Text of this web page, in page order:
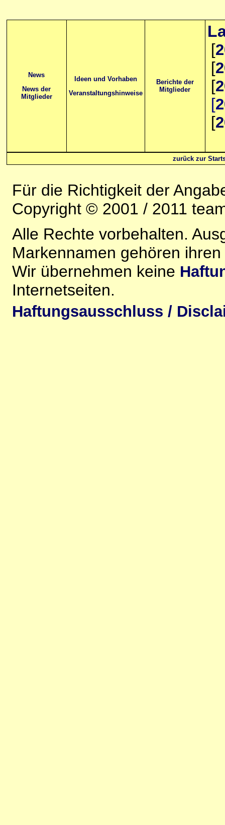
News
News der
Mitglieder
Ideen und Vorhaben
Veranstaltungshinweise
Berichte der
Mitglieder
[
[
[
[
[
zurück zur
Für die Richtigkeit der
Copyright © 2001 / 2011
Alle Rechte vorbehalten.
Markennamen gehören
Wir übernehmen keine
Internetseiten.
Haftungsausschluss /